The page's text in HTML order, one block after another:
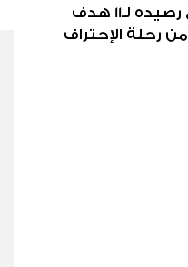
الهدف الثاني في الدقيقة 89 من ضربة جزاء ليرتفع رصيده لـ11 هدف
رحلة الإحتراف